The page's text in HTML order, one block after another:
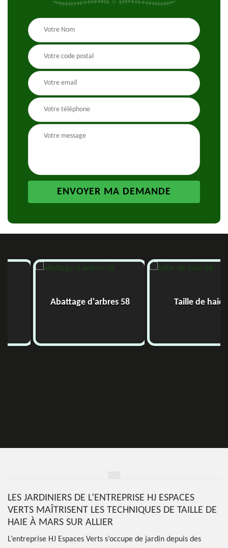
Abattage d'arbres 58 Taille de haie
LES JARDINIERS DE L’ENTREPRISE HJ ESPACES
VERTS MAÎTRISENT LES TECHNIQUES DE TAILLE DE
HAIE À MARS SUR ALLIER
L’entreprise HJ Espaces Verts s’occupe de jardin depuis des